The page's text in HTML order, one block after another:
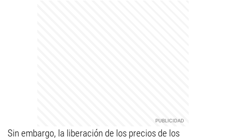
Sin embargo, la liberación de los precios de los